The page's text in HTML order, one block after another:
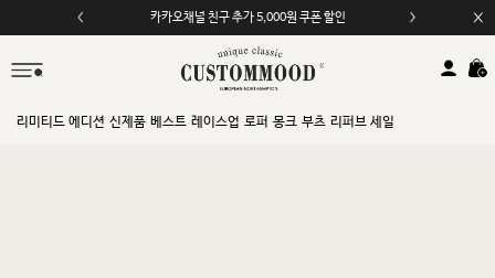
카카오채널 친구 추가 5,000원 쿠폰 할인
리미티드 에디션 신제품 베스트 레이스업 로퍼 몽크 부츠 리퍼브 세일